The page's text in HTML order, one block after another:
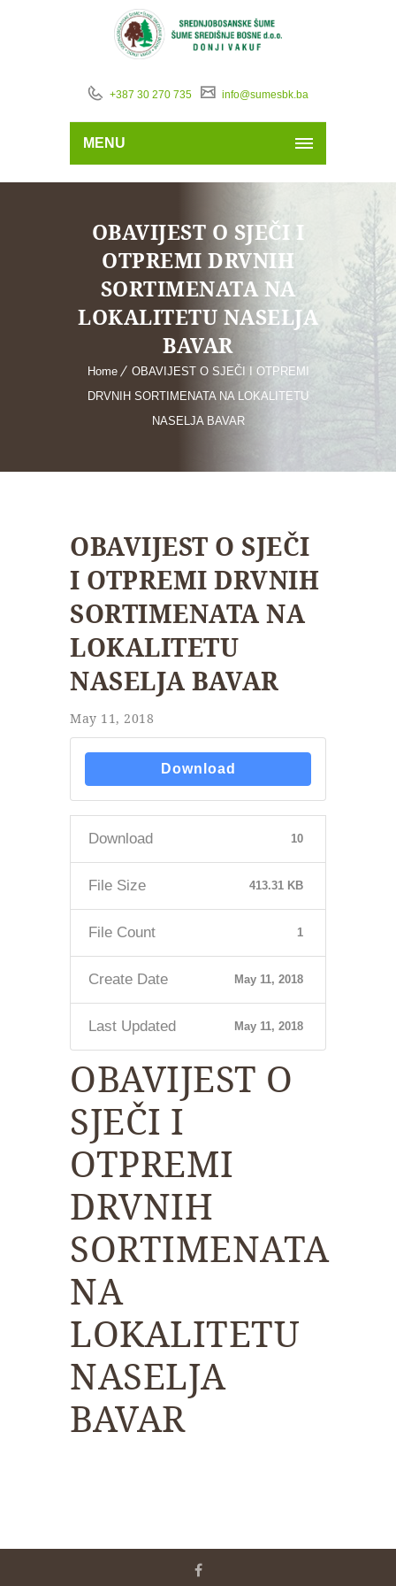
+387 30 270 735 info@sumesbk.ba
MENU
OBAVIJEST O SJEČI I
OTPREMI DRVNIH
SORTIMENATA NA
LOKALITETU NASELJA
BAVAR
Home
OBAVIJEST O SJEČI I OTPREMI
DRVNIH SORTIMENATA NA LOKALITETU
NASELJA BAVAR
OBAVIJEST O SJEČI
I OTPREMI DRVNIH
SORTIMENATA NA
LOKALITETU
NASELJA BAVAR
May 11, 2018
Download
Download 10
File Size 413.31 KB
File Count 1
Create Date May 11, 2018
Last Updated May 11, 2018
OBAVIJEST O
SJEČI I
OTPREMI
DRVNIH
SORTIMENATA
NA
LOKALITETU
NASELJA
BAVAR